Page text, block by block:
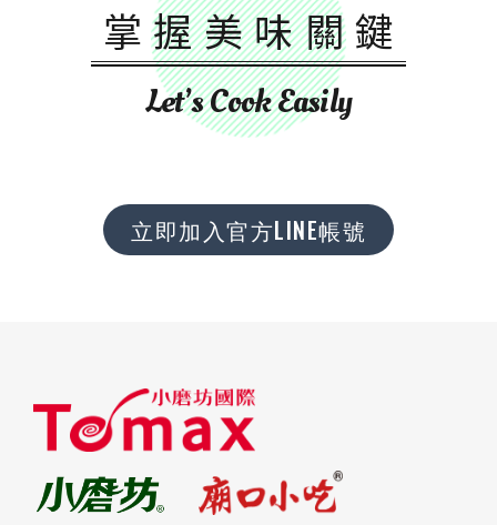
掌握美味關鍵
Let’s Cook Easily
立即加入官方LINE帳號